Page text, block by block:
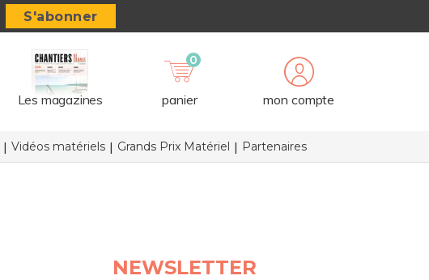
S'abonner
Les magazines
0
panier mon compte
Vidéos matériels Grands Prix Matériel Partenaires
NEWSLETTER